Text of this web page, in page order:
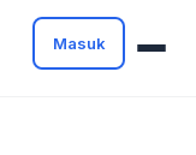
Masuk
pencocokan